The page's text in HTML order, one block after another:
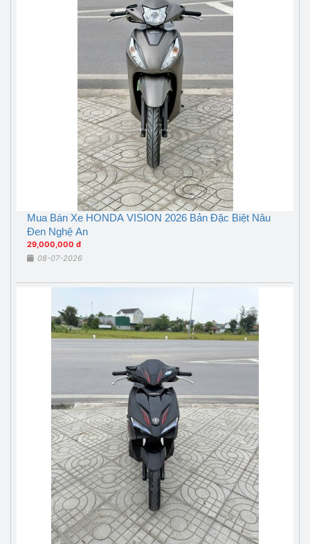
Mua Bán Xe HONDA VISION 2026 Bản Đặc Biệt Nâu
Đen Nghệ An
29,000,000 đ
08-07-2026